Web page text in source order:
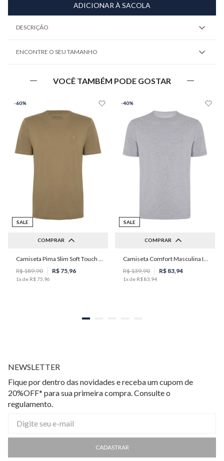
ADICIONAR À SACOLA
DESCRIÇÃO
ENCONTRE O SEU TAMANHO
VOCÊ TAMBÉM PODE GOSTAR
-60%
SALE
COMPRAR
M
R$189,90 R$ 75, 96
1x de R$75 96
-40%
SALE
COMPRAR
P M G GG
R$139,90 R$ 83, 94
1x de R$83 94
NEWSLETTER
Fique por dentro das novidades e receba um cupom de
20%OFF* para sua primeira compra. Consulte o
regulamento.
CADASTRAR